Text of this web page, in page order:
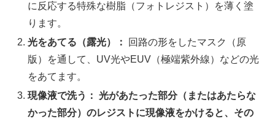
に反応する特殊な樹脂（フォトレジスト）を薄く塗
ります。
光をあてる（露光）：
回路の形をしたマスク（原
版）を通して、UV光やEUV（極端紫外線）などの光
をあてます。
現像液で洗う： 光があたった部分（またはあたらな
かった部分）のレジストに現像液をかけると、その